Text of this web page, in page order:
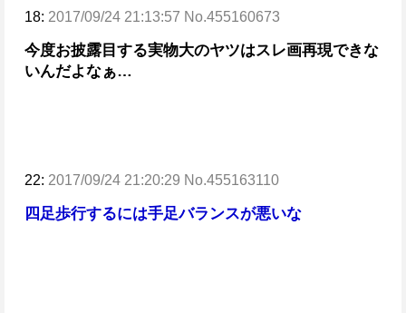
18: 2017/09/24 21:13:57 No.455160673
今度お披露目する実物大のヤツはスレ画再現できな
いんだよなぁ…
22: 2017/09/24 21:20:29 No.455163110
四足歩行するには手足バランスが悪いな